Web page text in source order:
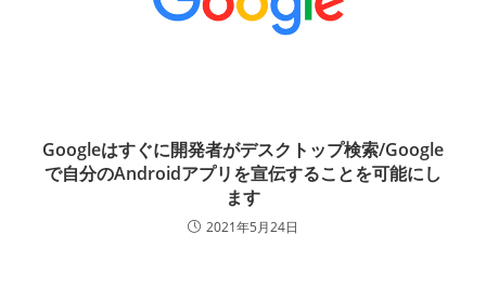
Googleはすぐに開発者がデスクトップ検索/Google
で自分のAndroidアプリを宣伝することを可能にし
ます
2021年5月24日